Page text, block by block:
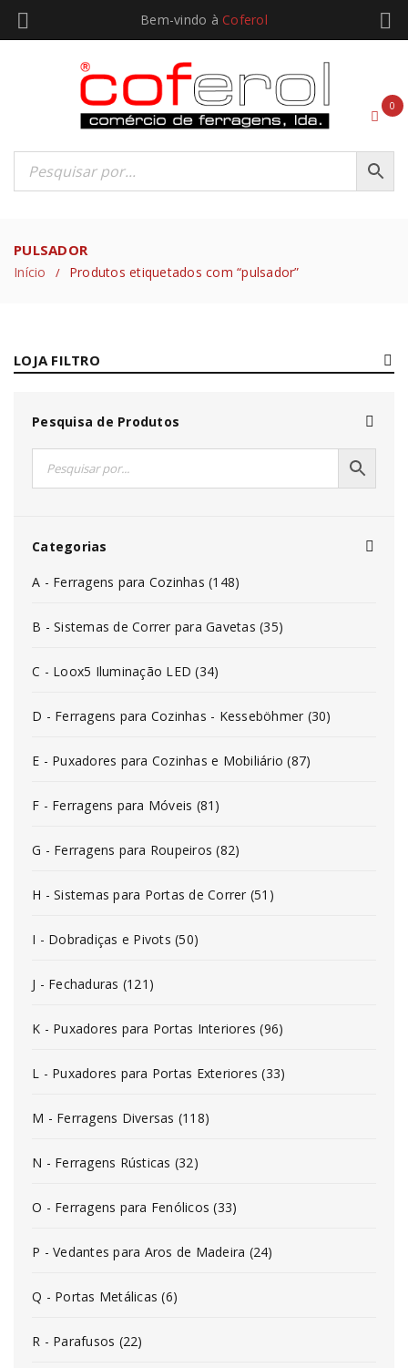
Bem-vindo à Coferol
0
PULSADOR
Início / Produtos etiquetados com “pulsador”
LOJA FILTRO
Pesquisa de Produtos
Categorias
A - Ferragens para Cozinhas (148)
B - Sistemas de Correr para Gavetas (35)
C - Loox5 Iluminação LED (34)
D - Ferragens para Cozinhas - Kesseböhmer (30)
E - Puxadores para Cozinhas e Mobiliário (87)
F - Ferragens para Móveis (81)
G - Ferragens para Roupeiros (82)
H - Sistemas para Portas de Correr (51)
I - Dobradiças e Pivots (50)
J - Fechaduras (121)
K - Puxadores para Portas Interiores (96)
L - Puxadores para Portas Exteriores (33)
M - Ferragens Diversas (118)
N - Ferragens Rústicas (32)
O - Ferragens para Fenólicos (33)
P - Vedantes para Aros de Madeira (24)
Q - Portas Metálicas (6)
R - Parafusos (22)